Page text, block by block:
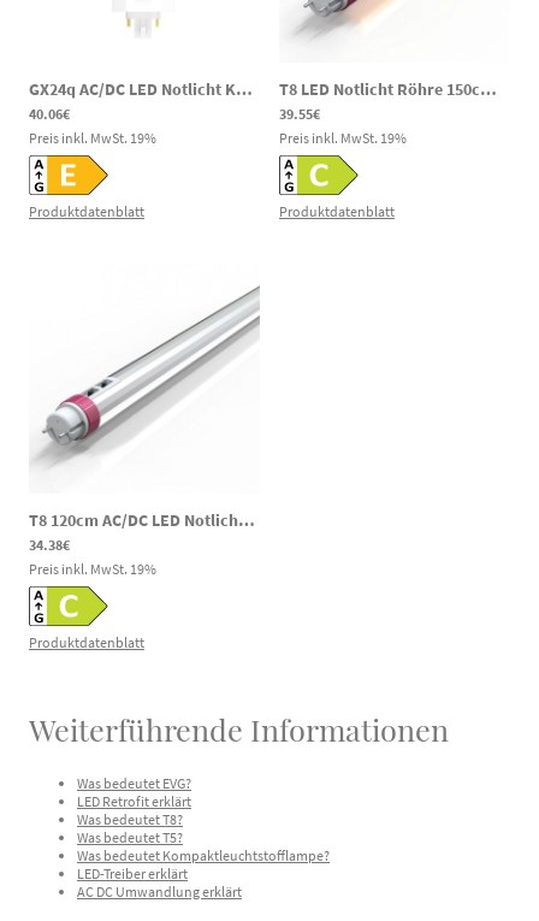
GX24q AC/DC LED Notlicht Kompaktleuchtstofflampe 8W 1750-1820lm 3000-6500K 141-269V DC 100-277V AC
40.06€
Preis inkl. MwSt. 19%
Produktdatenblatt
T8 LED Notlicht Röhre 150cm AC/DC 18/20/25W 3000/4000/6000K 120–300V DC
39.55€
Preis inkl. MwSt. 19%
Produktdatenblatt
T8 120cm AC/DC LED Notlicht Röhre 18/20/25W 3000/4000/6000K 120-300V DC 85-265V AC
34.38€
Preis inkl. MwSt. 19%
Produktdatenblatt
Weiterführende Informationen
Was bedeutet EVG?
LED Retrofit erklärt
Was bedeutet T8?
Was bedeutet T5?
Was bedeutet Kompaktleuchtstofflampe?
LED-Treiber erklärt
AC DC Umwandlung erklärt